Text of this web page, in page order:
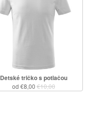
Detské tričko s potlačou
od €8,00€10,00